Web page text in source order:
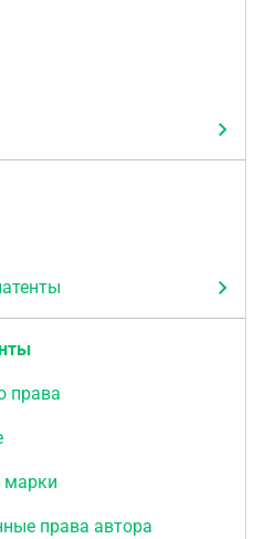
права
марки
права автора